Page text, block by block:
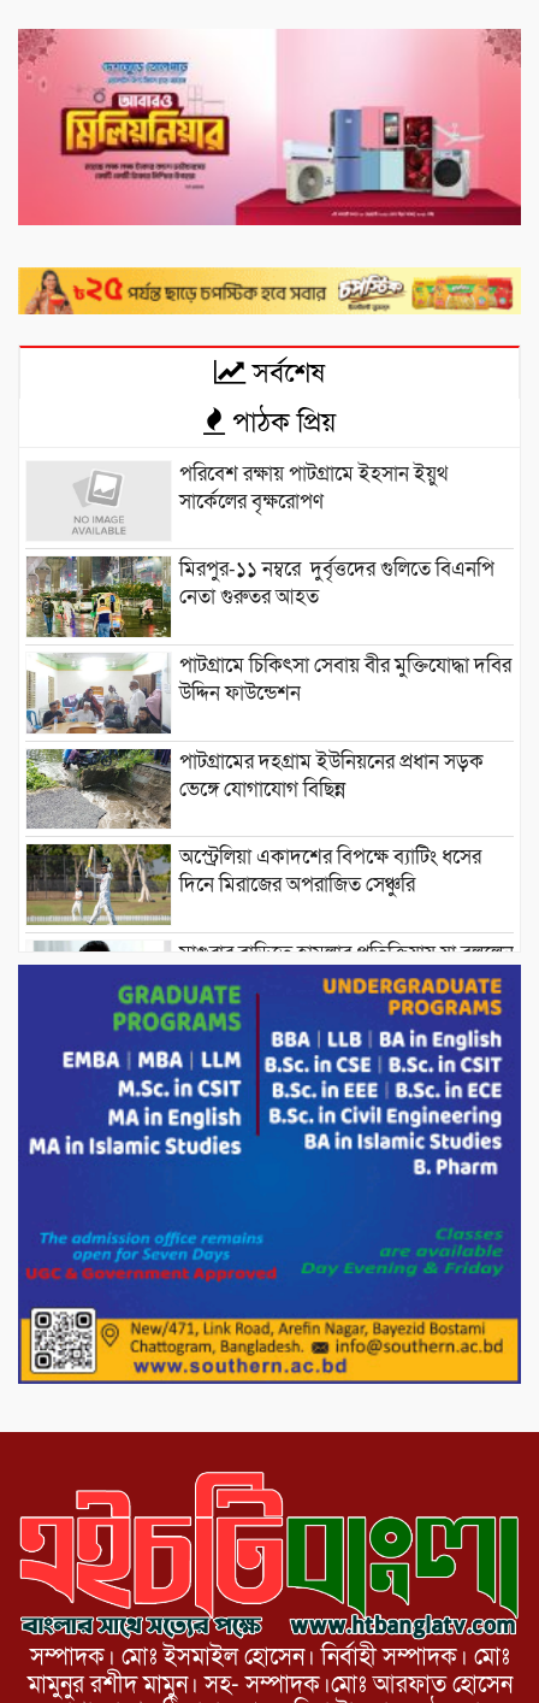
সর্বশেষ
পাঠক প্রিয়
পরিবেশ রক্ষায় পাটগ্রামে ইহসান ইয়ুথ
সার্কেলের বৃক্ষরোপণ
মিরপুর-১১ নম্বরে দুর্বৃত্তদের গুলিতে বিএনপি
নেতা গুরুতর আহত
পাটগ্রামে চিকিৎসা সেবায় বীর মুক্তিযোদ্ধা দবির
উদ্দিন ফাউন্ডেশন
পাটগ্রামের দহগ্রাম ইউনিয়নের প্রধান সড়ক
ভেঙ্গে যোগাযোগ বিছিন্ন
অস্ট্রেলিয়া একাদশের বিপক্ষে ব্যাটিং ধসের
দিনে মিরাজের অপরাজিত সেঞ্চুরি
মাগুরার বাড়িতে হামলার প্রতিক্রিয়ায় যা বললেন
সাকিব।
দেশীয় পাঁচ প্রজাতির ছোট মাছে উদ্বেগজনক
মাত্রায় মাইক্রোপ্লাস্টিকের উপস্থিতি শনাক্ত ।
সরকারকে ব্যর্থ করতে দেশের বিরুদ্ধে একটি
দল চক্রান্ত চালিয়ে যাচ্ছে : রিজভী
দেশের বাজারে ভরিতে ১০ হাজার টাকা সোনার
দাম বাড়ানোর ঘোষণা।
ভারপ্রাপ্ত রাষ্ট্রপতি হাফিজ উদ্দিন আহমদের
সাথে এইচটি বাংলা অনলাইন পোর্টাল ও আইপি
সম্পাদক। মোঃ ইসমাইল হোসেন। নির্বাহী সম্পাদক। মোঃ
মামুনুর রশীদ মামুন। সহ- সম্পাদক।মোঃ আরফাত হোসেন